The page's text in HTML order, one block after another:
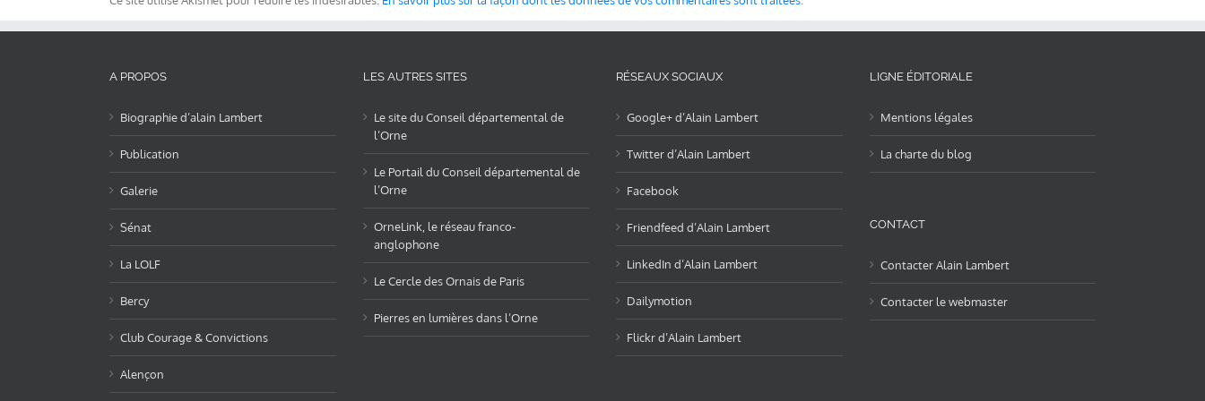
A PROPOS
Biographie d’alain Lambert
Publication
Galerie
Sénat
La LOLF
Bercy
Club Courage & Convictions
Alençon
LES AUTRES SITES
Le site du Conseil départemental de
l’Orne
Le Portail du Conseil départemental de
l’Orne
OrneLink, le réseau franco-
anglophone
Le Cercle des Ornais de Paris
Pierres en lumières dans l’Orne
RÉSEAUX SOCIAUX
Google+ d’Alain Lambert
Twitter d’Alain Lambert
Facebook
Friendfeed d’Alain Lambert
LinkedIn d’Alain Lambert
Dailymotion
Flickr d’Alain Lambert
LIGNE ÉDITORIALE
Mentions légales
La charte du blog
CONTACT
Contacter Alain Lambert
Contacter le webmaster